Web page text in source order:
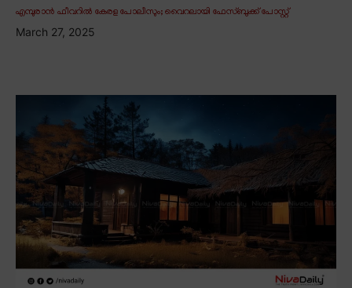
എമ്പുരാൻ ഫീവറിൽ കേരള പോലീസും; വൈറലായി ഫേസ്ബുക്ക് പോസ്റ്റ്
March 27, 2025